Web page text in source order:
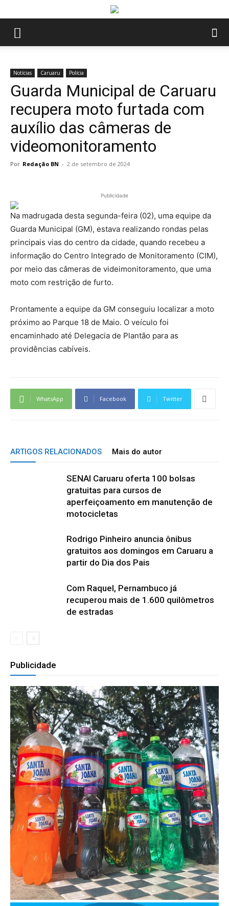
Notícias Caruaru Polícia
Guarda Municipal de Caruaru
recupera moto furtada com
auxílio das câmeras de
videomonitoramento
Por Redação BN - 2 de setembro de 2024
Publicidade
Na madrugada desta segunda-feira (02), uma equipe da
Guarda Municipal (GM), estava realizando rondas pelas
principais vias do centro da cidade, quando recebeu a
informação do Centro Integrado de Monitoramento (CIM),
por meio das câmeras de videimonitoramento, que uma
moto com restrição de furto.
Prontamente a equipe da GM conseguiu localizar a moto
próximo ao Parque 18 de Maio. O veículo foi
encaminhado até Delegacia de Plantão para as
providências cabíveis.
WhatsApp Facebook Twitter
ARTIGOS RELACIONADOS Mais do autor
SENAI Caruaru oferta 100 bolsas
gratuitas para cursos de
aperfeiçoamento em manutenção de
motocicletas
Rodrigo Pinheiro anuncia ônibus
gratuitos aos domingos em Caruaru a
partir do Dia dos Pais
Com Raquel, Pernambuco já
recuperou mais de 1.600 quilômetros
de estradas
Publicidade